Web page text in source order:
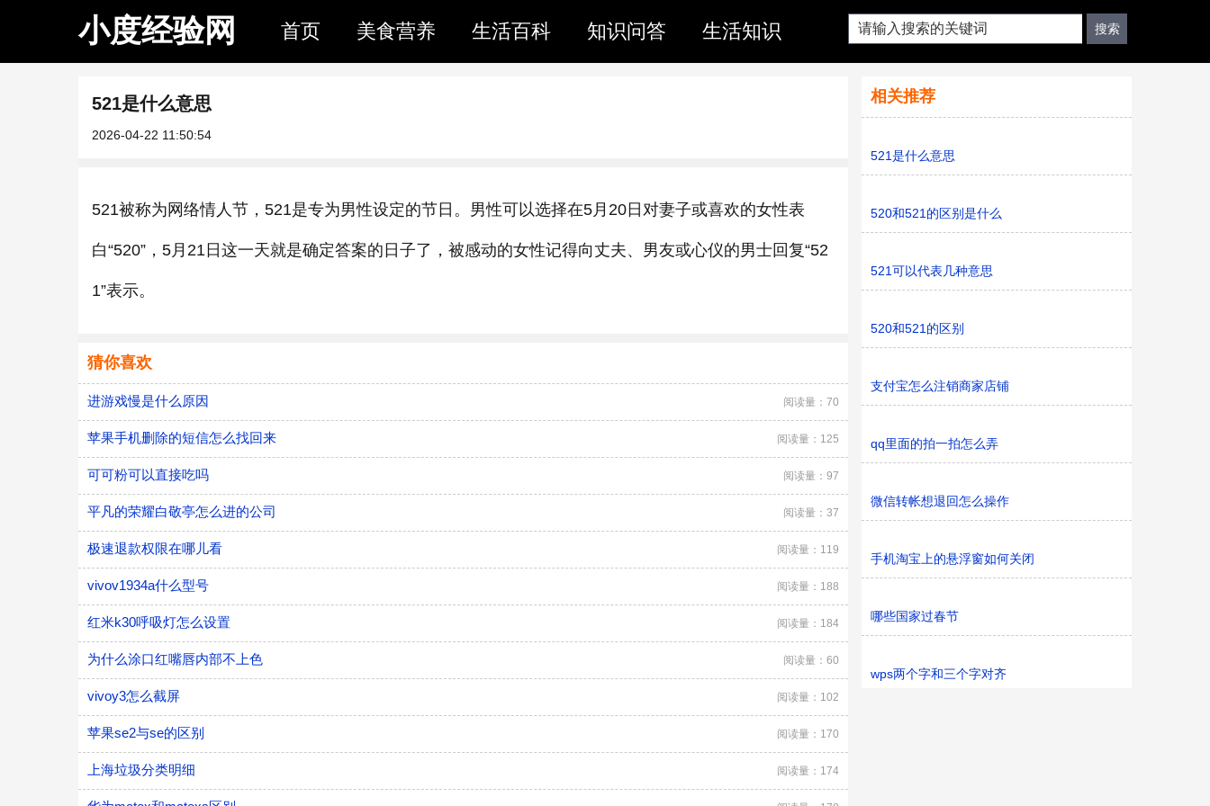
小度经验网 首页 美食营养 生活百科 知识问答 生活知识
521是什么意思
2026-04-22 11:50:54
521被称为网络情人节，521是专为男性设定的节日。男性可以选择在5月20日对妻子或喜欢的女性表
白“520”，5月21日这一天就是确定答案的日子了，被感动的女性记得向丈夫、男友或心仪的男士回复“52
1”表示。
猜你喜欢
进游戏慢是什么原因 阅读量：70
苹果手机删除的短信怎么找回来 阅读量：125
可可粉可以直接吃吗 阅读量：97
平凡的荣耀白敬亭怎么进的公司 阅读量：37
极速退款权限在哪儿看 阅读量：119
vivov1934a什么型号 阅读量：188
红米k30呼吸灯怎么设置 阅读量：184
为什么涂口红嘴唇内部不上色 阅读量：60
vivoy3怎么截屏 阅读量：102
苹果se2与se的区别 阅读量：170
上海垃圾分类明细 阅读量：174
相关推荐
521是什么意思
520和521的区别是什么
521可以代表几种意思
520和521的区别
支付宝怎么注销商家店铺
qq里面的拍一拍怎么弄
微信转帐想退回怎么操作
手机淘宝上的悬浮窗如何关闭
哪些国家过春节
wps两个字和三个字对齐